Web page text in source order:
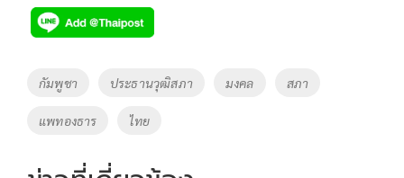
e
b
o
k
tt
er
p
y
Li
n
k
Tags
กัมพูชา ประธานวุฒิสภา มงคล สภา
แพทองธาร ไทย